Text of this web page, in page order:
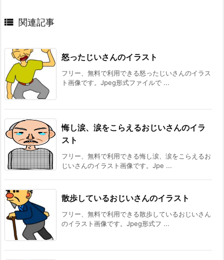
 関連記事
怒ったじいさんのイラスト
フリー、無料で利用できる怒ったじいさんのイラス
ト画像です。Jpeg形式ファイルで ...
悔し涙、涙をこらえるおじいさんのイラ
スト
フリー、無料で利用できる悔し涙、涙をこらえるお
じいさんのイラスト画像です。Jpe ...
散歩しているおじいさんのイラスト
フリー、無料で利用できる散歩しているおじいさん
のイラスト画像です。Jpeg形式フ ...